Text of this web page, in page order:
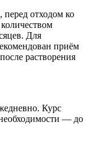
отходом ко
Для
приём
растворения
Курс
— до